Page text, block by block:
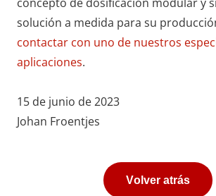
concepto de dosificación modular y
solución a medida para su
contactar con uno de nuestros
aplicaciones.
15 de junio de 2023
Johan Froentjes
Volver atrás